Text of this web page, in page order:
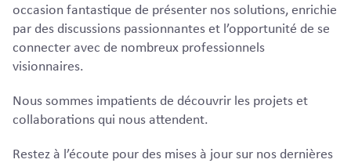
occasion fantastique de présenter nos solutions, enrichie
par des discussions passionnantes et l’opportunité de se
connecter avec de nombreux professionnels
visionnaires.
Nous sommes impatients de découvrir les projets et
collaborations qui nous attendent.
Restez à l’écoute pour des mises à jour sur nos dernières